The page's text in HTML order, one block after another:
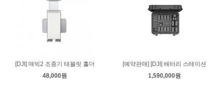
[DJI] 매빅2 조종기 태블릿 홀더
48,000원
[예약판매] [DJI] 배터리 스테이션
1,590,000원